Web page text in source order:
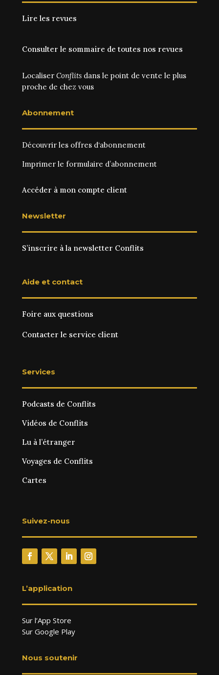
Lire les revues
Consulter le sommaire de toutes nos revues
Localiser Conflitsdans le point de vente le plus
proche de chez vous
Abonnement
Découvrir les offres d‘abonnement
Imprimer le formulaire d’abonnement
Accéder à mon compte client
Newsletter
S’inscrire à la newsletter Conflits
Aide et contact
Foire aux questions
Contacter le service client
Services
Podcasts de Conflits
Vidéos de Conflits
Lu à l’étranger
Voyages de Conflits
Cartes
Suivez-nous
L’application
Sur l’App Store
Sur Google Play
Nous soutenir